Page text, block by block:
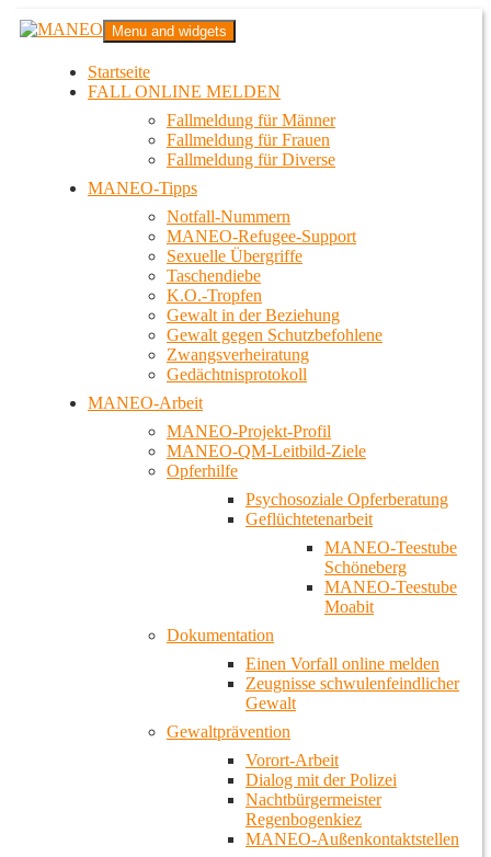
Zum
InhaltMANEO
Das schwule Anti-Gewalt-Projekt in Berlin
Menu and widgets
Startseite
FALL ONLINE MELDEN
Fallmeldung für Männer
Fallmeldung für Frauen
Fallmeldung für Diverse
MANEO-Tipps
Notfall-Nummern
MANEO-Refugee-Support
Sexuelle Übergriffe
Taschendiebe
K.O.-Tropfen
Gewalt in der Beziehung
Gewalt gegen Schutzbefohlene
Zwangsverheiratung
Gedächtnisprotokoll
MANEO-Arbeit
MANEO-Projekt-Profil
MANEO-QM-Leitbild-Ziele
Opferhilfe
Psychosoziale Opferberatung
Geflüchtetenarbeit
MANEO-Teestube
Schöneberg
MANEO-Teestube
Moabit
Dokumentation
Einen Vorfall online melden
Zeugnisse schwulenfeindlicher
Gewalt
Gewaltprävention
Vorort-Arbeit
Dialog mit der Polizei
Nachtbürgermeister
Regenbogenkiez
MANEO-Außenkontaktstellen